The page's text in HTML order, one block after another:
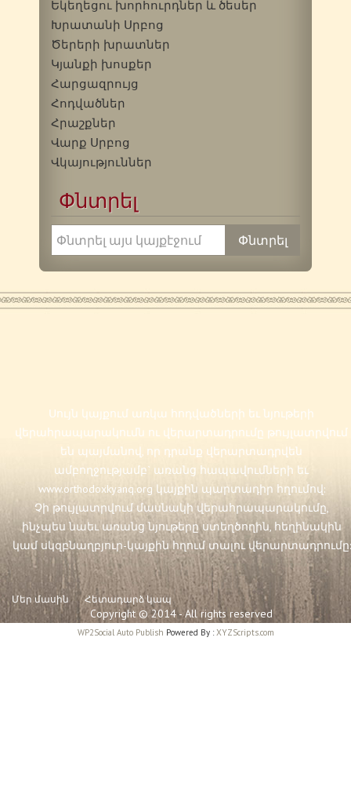
Եկեղեցու խորհուրդներ և ծեսեր
Խրատանի Սրբոց
Ծերերի խրատներ
Կյանքի խոսքեր
Հարցազրույց
Հոդվածներ
Հրաշքներ
Վարք Սրբոց
Վկայություններ
Փնտրել
Սույն կայքում առկա հոդվածների եւ նյութերի
վերահրապարակումն ու վերարտադրումը թույլատրվում
են պայմանով, որ դրանք վերարտադրվեն
ամբողջությամբ` առանց հապավումների եւ
www.orthodoxkyanq.org կայքին պարտադիր հղումով:
Չի թույլատրվում մասնակի վերահրապարակումը,
ինչպես նաեւ առանց նյութերը ստեղծողին, հեղինակին
կամ սկզբնաղբյուր-կայքին հղում տալու վերարտադրումը:
Մեր մասին Հետադարձ կապ
Copyright © 2014 - All rights reserved
WP2Social Auto Publish Powered By :XYZScripts.com